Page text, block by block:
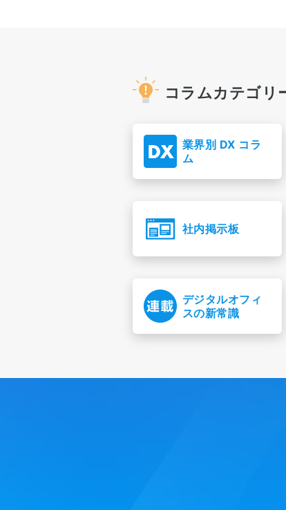
コラムカテゴリ
業界別 DX コラ
ム
社内掲示板
デジタルオフィ
スの新常識